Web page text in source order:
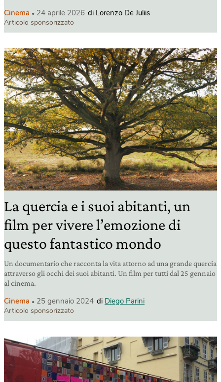
Cinema 24 aprile 2026 di Lorenzo De Juliis
Articolo sponsorizzato
La quercia e i suoi abitanti, un
film per vivere l’emozione di
questo fantastico mondo
Un documentario che racconta la vita attorno ad una grande quercia
attraverso gli occhi dei suoi abitanti. Un film per tutti dal 25 gennaio
al cinema.
Cinema 25 gennaio 2024 di Diego Parini
Articolo sponsorizzato